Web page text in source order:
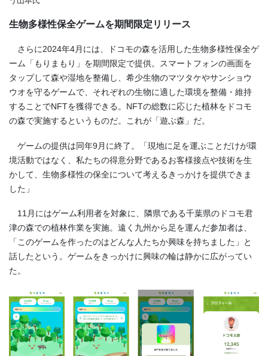
生物多様性保全ゲームを期間限定リリース
さらに2024年4月には、ドコモの森を活用した生物多様性保全ゲ
ーム「もりまもり」を期間限定で提供。スマートフォンの画面を
タップして森や湿地を整備し、希少生物のマツタケやサンショウ
ウオを守るゲームで、それぞれの生物に適した環境を整備・維持
することでNFTを獲得できる。NFTの総数に応じた植林をドコモ
の森で実施するというものだ。これが「遊ぶ森」だ。
ゲームの提供は同年9月に終了。「現地に足を運ぶことだけが環
境活動ではなく、私たちの得意分野であるお客様接点や技術を生
かして、生物多様性の保全について考えるきっかけを提供できま
した」
11月にはゲーム利用者を対象に、隣県である千葉県のドコモ君
津の森での植林作業を実施。遠く九州から足を運んだ参加者は、
「このゲームを作ったのはどんな人たちか興味を持ちました」と
話したという。ゲームをきっかけに興味の輪は静かに広がってい
た。